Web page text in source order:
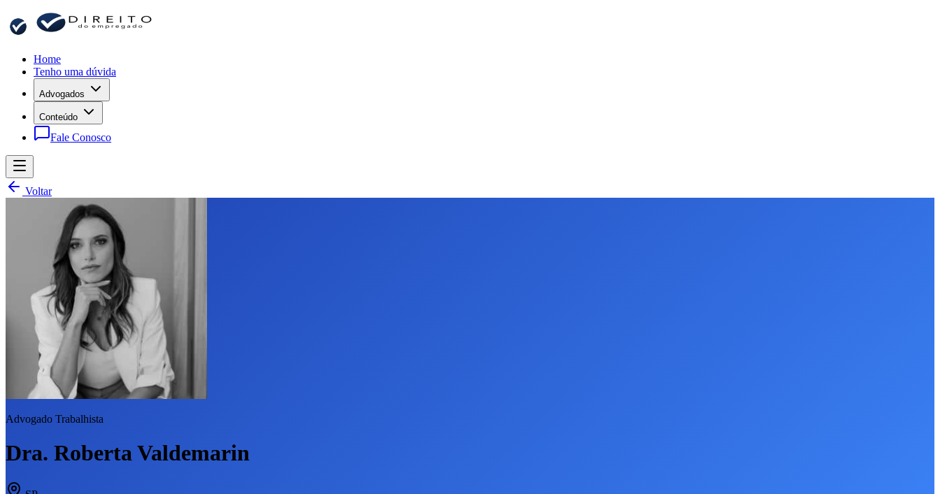
Home
Tenho uma dúvida
Advogados
Conteúdo
Fale Conosco
Voltar
Advogado Trabalhista
Dra. Roberta Valdemarin